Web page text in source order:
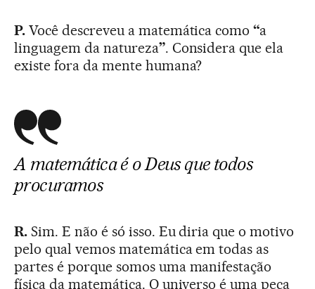
P.Você descreveu a matemática como“a
linguagem da natureza”. Considera que ela
existe fora da mente humana?
A matemática é o Deus que todos
procuramos
R.Sim. E não é só isso. Eu diria que o motivo
pelo qual vemos matemática em todas as
partes é porque somos uma manifestação
física da matemática. O universo é uma peça